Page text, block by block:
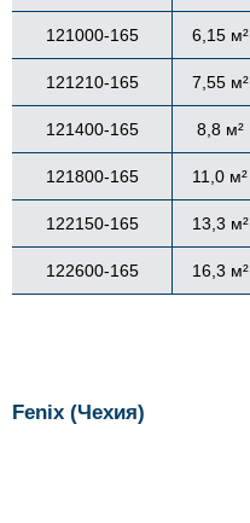
121000-165 6,15 м²
121210-165 7,55 м²
121400-165 8,8 м²
121800-165 11,0 м²
122150-165 13,3 м²
122600-165 16,3 м²
Fenix (Чехия)